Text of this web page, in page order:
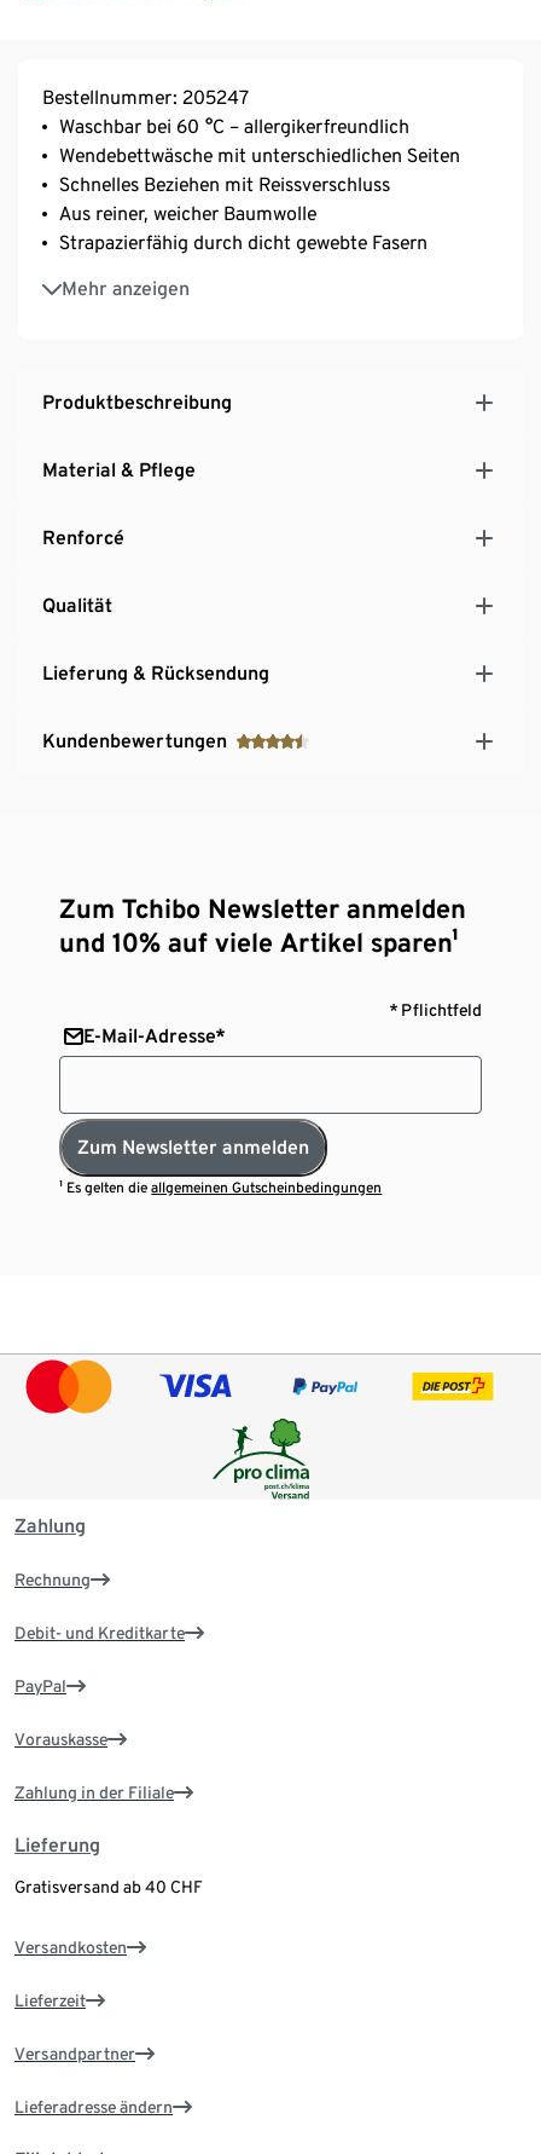
Bestellnummer: 205247
Waschbar bei 60 °C – allergikerfreundlich
Wendebettwäsche mit unterschiedlichen Seiten
Schnelles Beziehen mit Reissverschluss
Aus reiner, weicher Baumwolle
Strapazierfähig durch dicht gewebte Fasern
Mehr anzeigen
Temperaturausgleichend und saugfähig
Besonders weich, leicht und glatt
Produktbeschreibung
Material & Pflege
Renforcé
Qualität
Lieferung & Rücksendung
Kundenbewertungen
Zum Tchibo Newsletter anmelden
und 10% auf viele Artikel sparen¹
* Pflichtfeld
E-Mail-Adresse*
Zum Newsletter anmelden
¹ Es gelten dieallgemeinen Gutscheinbedingungen
Zahlung
Rechnung
Debit- und Kreditkarte
PayPal
Vorauskasse
Zahlung in der Filiale
Lieferung
Gratisversand ab 40 CHF
Versandkosten
Lieferzeit
Versandpartner
Lieferadresse ändern